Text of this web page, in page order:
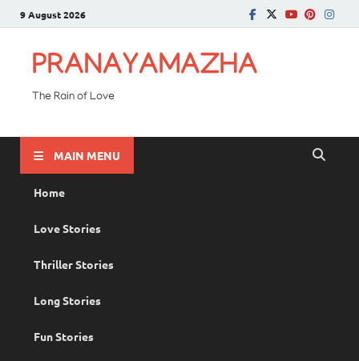
9 August 2026
PRANAYAMAZHA
The Rain of Love
MAIN MENU
Home
Love Stories
Thriller Stories
Long Stories
Fun Stories